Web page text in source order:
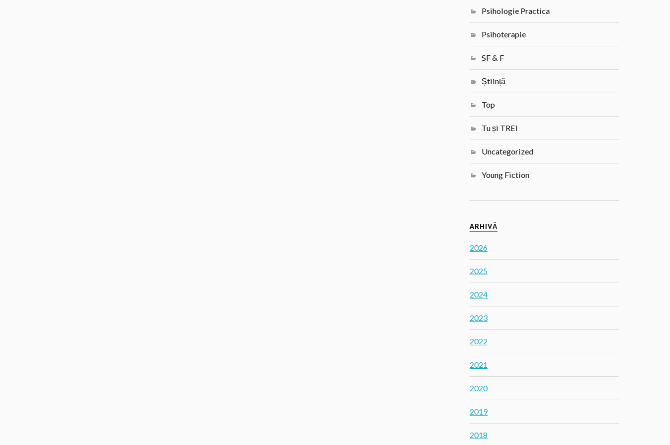
Psihologie Practica
Psihoterapie
SF & F
Știință
Top
Tu și TREI
Uncategorized
Young Fiction
ARHIVĂ
2026
2025
2024
2023
2022
2021
2020
2019
2018